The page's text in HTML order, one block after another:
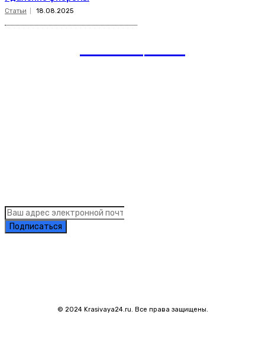
Статьи 18.08.2025
Подписаться
© 2024 Krasivaya24.ru. Все права защищены.